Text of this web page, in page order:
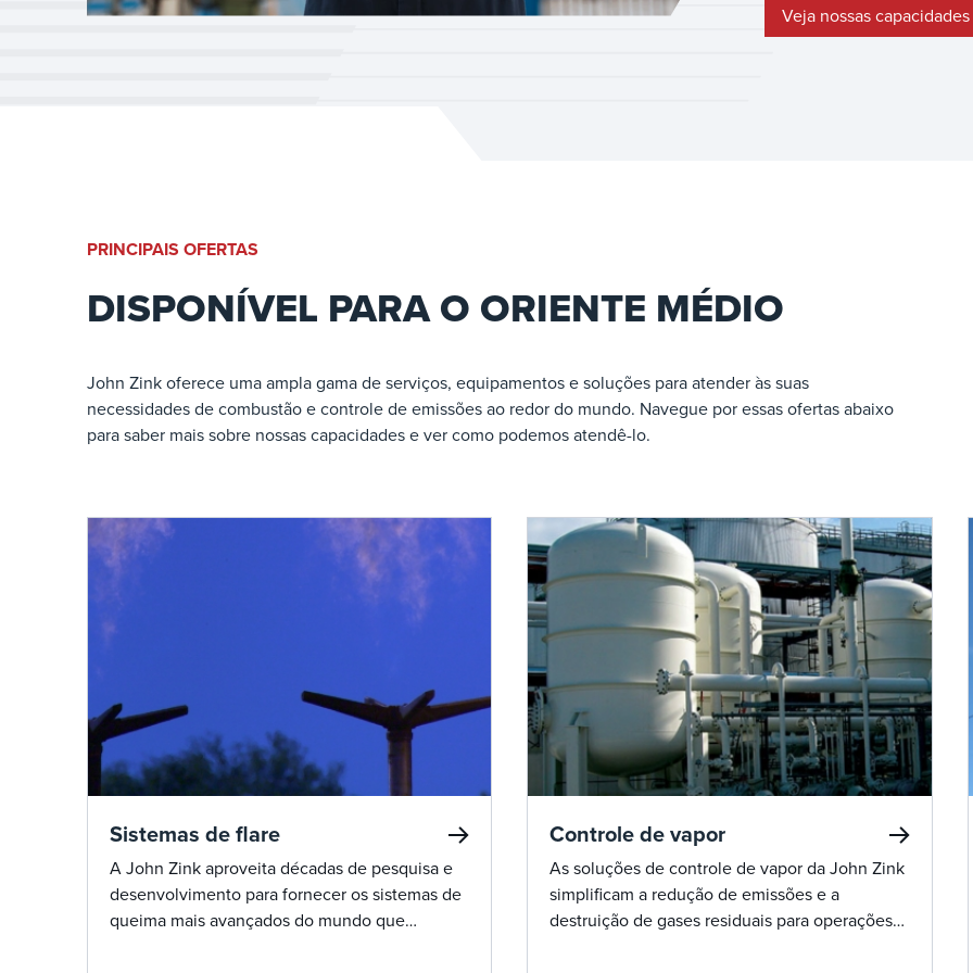
Veja nossas capacidades
PRINCIPAIS OFERTAS
DISPONÍVEL PARA O ORIENTE MÉDIO
John Zink oferece uma ampla gama de serviços, equipamentos e soluções para atender às suas
necessidades de combustão e controle de emissões ao redor do mundo. Navegue por essas ofertas abaixo
para saber mais sobre nossas capacidades e ver como podemos atendê-lo.
Sistemas de flare
A John Zink aproveita décadas de pesquisa e
desenvolvimento para fornecer os sistemas de
queima mais avançados do mundo que
Controle de vapor
As soluções de controle de vapor da John Zink
simplificam a redução de emissões e a
destruição de gases residuais para operações